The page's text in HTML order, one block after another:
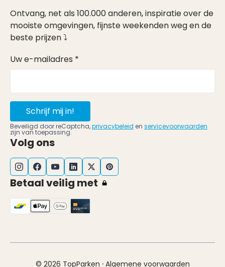
Ontvang, net als 100.000 anderen, inspiratie over de
mooiste omgevingen, fijnste weekenden weg en de
beste prijzen ⤵
Uw e-mailadres *
Schrijf mij in!
Beveiligd door reCaptcha,privacybeleid en servicevoorwaarden
zijn van toepassing.
Volg ons
Betaal veilig met
© 2026 TopParken · Algemene voorwaarden